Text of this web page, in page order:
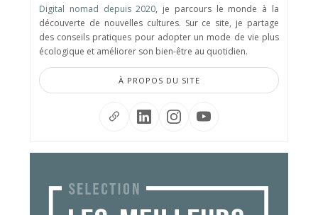
Digital nomad depuis 2020, je parcours le monde à la
découverte de nouvelles cultures. Sur ce site, je partage
des conseils pratiques pour adopter un mode de vie plus
écologique et améliorer son bien-être au quotidien.
À PROPOS DU SITE